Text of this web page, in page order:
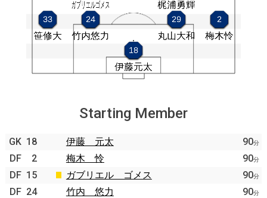
Starting Member
GK 18 伊藤 元太 90分
DF 2 梅木 怜 90分
DF 15 ガブリエル ゴメス 90分
DF 24 竹内 悠力 90分